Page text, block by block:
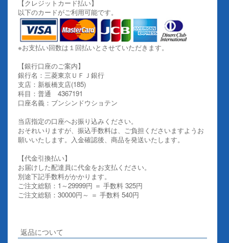
【クレジットカード払い】
以下のカードがご利用可能です。
※お支払い回数は１回払いとさせていただきます。
【銀行口座のご案内】
銀行名：三菱東京ＵＦＪ銀行
支店：新板橋支店(185)
科目：普通 4367191
口座名義：ブンシンドウショテン
当店指定の口座へお振り込みください。
おそれいりますが、振込手数料は、ご負担くださいますようお
願いいたします。入金確認後、商品を発送いたします。
【代金引換払い】
お届けした配達員に代金をお支払ください。
別途下記手数料がかかります。
ご注文総額：1～29999円 ＝ 手数料 325円
ご注文総額：30000円～ ＝ 手数料 540円
返品について